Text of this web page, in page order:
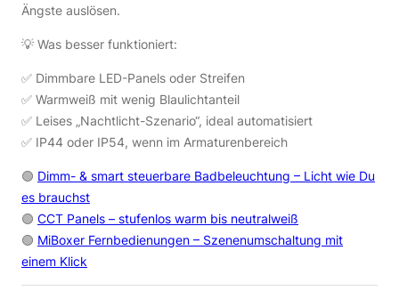
Ängste auslösen.
💡 Was besser funktioniert:
✅ Dimmbare LED-Panels oder Streifen
✅ Warmweiß mit wenig Blaulichtanteil
✅ Leises „Nachtlicht-Szenario“, ideal automatisiert
✅ IP44 oder IP54, wenn im Armaturenbereich
🟢 Dimm- & smart steuerbare Badbeleuchtung – Licht wie Du
es brauchst
🟢 CCT Panels – stufenlos warm bis neutralweiß
🟢 MiBoxer Fernbedienungen – Szenenumschaltung mit
einem Klick